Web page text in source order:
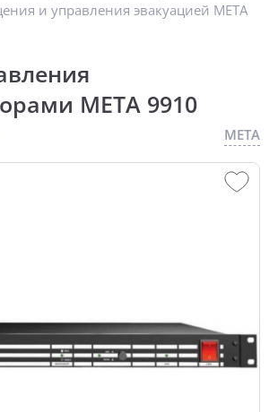
и управления эвакуацией МЕТА
МЕТА 9910
МЕТА